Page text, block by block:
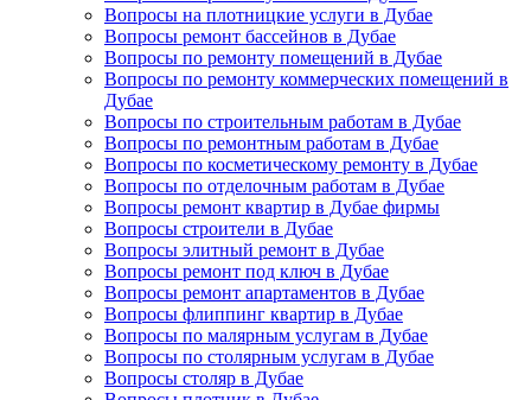
Вопросы на плотницкие услуги в Дубае
Вопросы ремонт бассейнов в Дубае
Вопросы по ремонту помещений в Дубае
Вопросы по ремонту коммерческих помещений в
Дубае
Вопросы по строительным работам в Дубае
Вопросы по ремонтным работам в Дубае
Вопросы по косметическому ремонту в Дубае
Вопросы по отделочным работам в Дубае
Вопросы ремонт квартир в Дубае фирмы
Вопросы строители в Дубае
Вопросы элитный ремонт в Дубае
Вопросы ремонт под ключ в Дубае
Вопросы ремонт апартаментов в Дубае
Вопросы флиппинг квартир в Дубае
Вопросы по малярным услугам в Дубае
Вопросы по столярным услугам в Дубае
Вопросы столяр в Дубае